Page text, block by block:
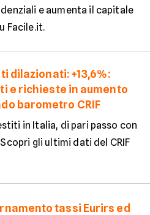
e aumenta il capitale
Facile.it.
dilazionati: +13,6%:
e richieste in aumento
barometro CRIF
in Italia, di pari passo con
gli ultimi dati del CRIF
tassi Eurirs ed